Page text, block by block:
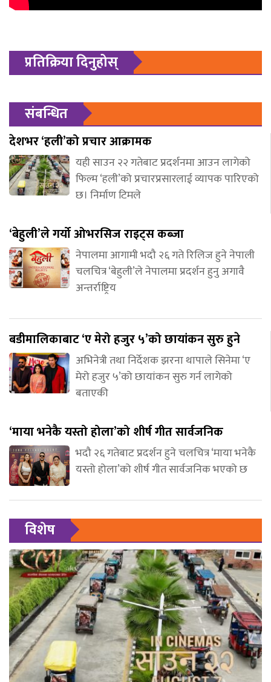
प्रतिक्रिया दिनुहोस्
संबन्धित
देशभर ‘हली’को प्रचार आक्रामक
यही साउन २२ गतेबाट प्रदर्शनमा आउन लागेको
फिल्म ‘हली’को प्रचारप्रसारलाई व्यापक पारिएको
छ। निर्माण टिमले
‘बेहुली’ले गर्यो ओभरसिज राइट्स कब्जा
नेपालमा आगामी भदौ २६ गते रिलिज हुने नेपाली
चलचित्र ‘बेहुली’ले नेपालमा प्रदर्शन हुनु अगावै
अन्तर्राष्ट्रिय
बडीमालिकाबाट ‘ए मेरो हजुर ५’को छायांकन सुरु हुने
अभिनेत्री तथा निर्देशक झरना थापाले सिनेमा ‘ए
मेरो हजुर ५’को छायांकन सुरु गर्न लागेको
बताएकी
‘माया भनेकै यस्तो होला’को शीर्ष गीत सार्वजनिक
भदौ २६ गतेबाट प्रदर्शन हुने चलचित्र ‘माया भनेकै
यस्तो होला’को शीर्ष गीत सार्वजनिक भएको छ
विशेष